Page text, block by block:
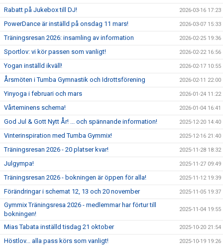
Rabatt på Jukebox till DJ! 2026-03-16 17:23
PowerDance är inställd på onsdag 11 mars! 2026-03-07 15:33
Träningsresan 2026: insamling av information 2026-02-25 19:36
Sportlov: vi kör passen som vanligt! 2026-02-22 16:56
Yogan inställd ikväll! 2026-02-17 10:55
Årsmöten i Tumba Gymnastik och Idrottsförening 2026-02-11 22:00
Yinyoga i februari och mars 2026-01-24 11:22
Vårteminens schema! 2026-01-04 16:41
God Jul & Gott Nytt År! ... och spännande information! 2025-12-20 14:40
Vinterinspiration med Tumba Gymmix! 2025-12-16 21:40
Träningsresan 2026 - 20 platser kvar! 2025-11-28 18:32
Julgympa! 2025-11-27 09:49
Träningsresan 2026 - bokningen är öppen för alla! 2025-11-12 19:39
Förändringar i schemat 12, 13 och 20 november 2025-11-05 19:37
Gymmix Träningsresa 2026 - medlemmar har förtur till
bokningen!
2025-11-04 19:55
Mias Tabata inställd tisdag 21 oktober 2025-10-20 21:54
Höstlov... alla pass körs som vanligt! 2025-10-19 19:26